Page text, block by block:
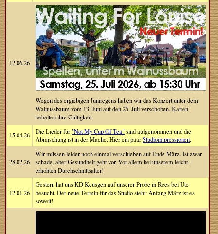
12.06.26
Wegen des ergiebigen Juniregens haben wir das Konzert unter dem
Walnussbaum vom 13. Juni auf den 25. Juli verschoben. Karten
behalten ihre Gültigkeit.
15.04.26 Die Lieder für "Not My Cup Of Tea" sind aufgenommen und die
Abmischung ist in der Mache. Hier ein paarStudioimpressionen.
28.02.26
Wir müssen leider noch einmal verschieben auf Ende März. Ist zwar
schade, aber Gesundheit geht vor. Vor allem bei unserem leicht
erhöhten Durchschnittsalter!
12.01.26
Gestern hat uns KD Keusgen auf unserer Probe in Rees bei Ute
besucht. Der neue Termin für das Studio steht: Anfang März ist es
soweit!